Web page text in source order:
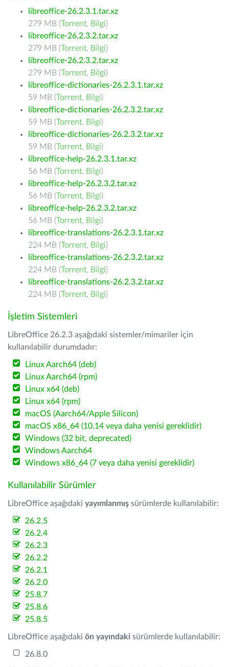
libreoffice-26.2.3.1.tar.xz
279 MB (Torrent, Bilgi)
libreoffice-26.2.3.2.tar.xz
279 MB (Torrent, Bilgi)
libreoffice-26.2.3.2.tar.xz
279 MB (Torrent, Bilgi)
libreoffice-dictionaries-26.2.3.1.tar.xz
59 MB (Torrent, Bilgi)
libreoffice-dictionaries-26.2.3.2.tar.xz
59 MB (Torrent, Bilgi)
libreoffice-dictionaries-26.2.3.2.tar.xz
59 MB (Torrent, Bilgi)
libreoffice-help-26.2.3.1.tar.xz
56 MB (Torrent, Bilgi)
libreoffice-help-26.2.3.2.tar.xz
56 MB (Torrent, Bilgi)
libreoffice-help-26.2.3.2.tar.xz
56 MB (Torrent, Bilgi)
libreoffice-translations-26.2.3.1.tar.xz
224 MB (Torrent, Bilgi)
libreoffice-translations-26.2.3.2.tar.xz
224 MB (Torrent, Bilgi)
libreoffice-translations-26.2.3.2.tar.xz
224 MB (Torrent, Bilgi)
İşletim Sistemleri
LibreOffice 26.2.3 aşağıdaki sistemler/mimariler için
kullanılabilir durumdadır:
Linux Aarch64 (deb)
Linux Aarch64 (rpm)
Linux x64 (deb)
Linux x64 (rpm)
macOS (Aarch64/Apple Silicon)
macOS x86_64 (10.14 veya daha yenisi gereklidir)
Windows (32 bit, deprecated)
Windows Aarch64
Windows x86_64 (7 veya daha yenisi gereklidir)
Kullanılabilir Sürümler
LibreOffice aşağıdaki yayımlanmış sürümlerde kullanılabilir:
26.2.5
26.2.4
26.2.3
26.2.2
26.2.1
26.2.0
25.8.7
25.8.6
25.8.5
LibreOffice aşağıdaki ön yayındaki sürümlerde kullanılabilir:
26.8.0